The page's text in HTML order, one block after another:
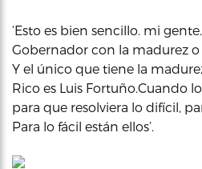
‘Esto es bien sencillo. mi
Gobernador con la madurez o
Y el único que tiene la
Rico es Luis Fortuño.Cuando
para que resolviera lo difícil,
Para lo fácil están ellos’.